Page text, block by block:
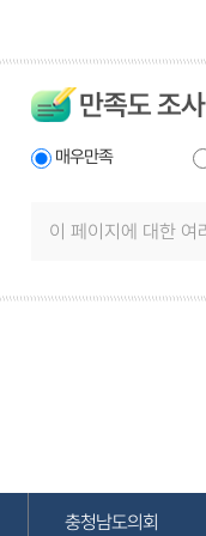
만족도 조사
매우만족
충청남도의회